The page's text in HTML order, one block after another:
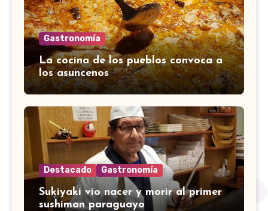
Gastronomía
La cocina de los pueblos convoca a
los asuncenos
Destacado Gastronomía
Sukiyaki vio nacer y morir al primer
sushiman paraguayo